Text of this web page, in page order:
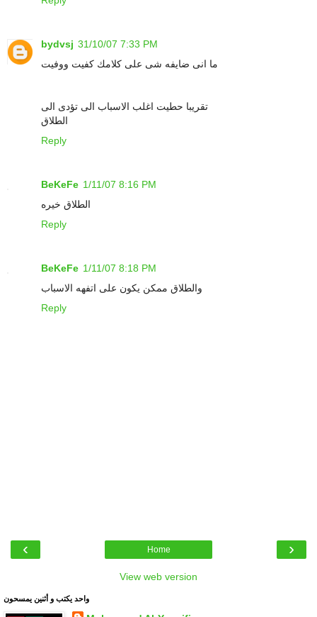
bydvsj 31/10/07 7:33 PM
ما انى ضايفه شى على كلامك كفيت ووفيت
تقريبا حطيت اغلب الاسباب الى تؤدى الى
الطلاق
Reply
BeKeFe 1/11/07 8:16 PM
الطلاق خيره
Reply
BeKeFe 1/11/07 8:18 PM
والطلاق ممكن يكون على اتفهه الاسباب
Reply
‹ ›
Home
View web version
واحد يكتب و أثنين يمسحون